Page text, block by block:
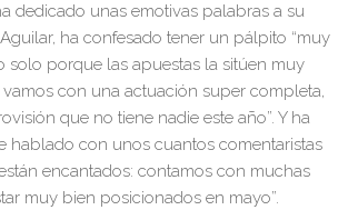
dedicado unas emotivas palabras a su
ha confesado tener un pálpito “muy
solo porque las apuestas la sitúen muy
con una actuación super completa,
que no tiene nadie este año”. Y ha
hablado con unos cuantos comentaristas
encantados: contamos con muchas
muy bien posicionados en mayo”.